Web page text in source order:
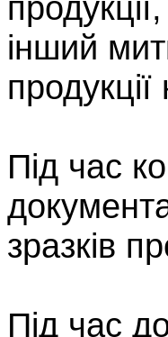
інший
Під час
зразків
Під час